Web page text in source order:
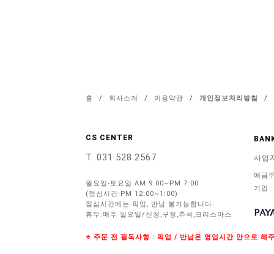
홈 / 회사소개 / 이용약관 / 개인정보처리방침 /
CS CENTER
T. 031.528.2567
월요일-토요일:AM 9:00~PM 7:00
(점심시간:PM 12:00~1:00)
점심시간에는 픽업, 반납 불가능합니다.
휴무:매주 일요일/신정,구정,추석,크리스마스
사업
예금
기업
※ 주문 전 필독사항 : 픽업 / 반납은 영업시간 안으로 해